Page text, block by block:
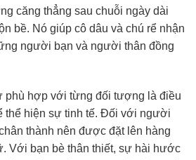
căng thẳng sau chuỗi ngày dài
bề. Nó giúp cô dâu và chú rể nhận
người bạn và người thân đồng
phù hợp với từng đối tượng là điều
thể hiện sự tinh tế. Đối với người
thành nên được đặt lên hàng
Với bạn bè thân thiết, sự hài hước